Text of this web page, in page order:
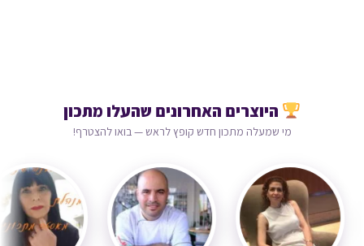
היוצרים האחרונים שהעלו מתכון
מי שמעלה מתכון חדש קופץ לראש — בואו להצטרף!